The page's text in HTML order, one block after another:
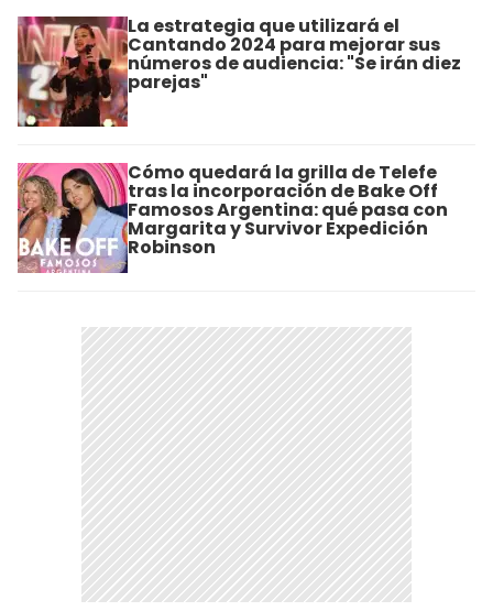
La estrategia que utilizará el
Cantando 2024 para mejorar sus
números de audiencia: "Se irán diez
parejas"
Cómo quedará la grilla de Telefe
tras la incorporación de Bake Off
Famosos Argentina: qué pasa con
Margarita y Survivor Expedición
Robinson